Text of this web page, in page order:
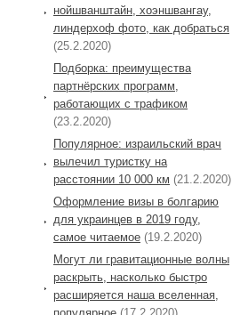
нойшванштайн, хоэншвангау,
линдерхоф фото, как добраться
(25.2.2020)
Подборка: преимущества
партнёрских программ,
работающих с трафиком
(23.2.2020)
Популярное: израильский врач
вылечил туристку на
расстоянии 10 000 км (21.2.2020)
Оформление визы в болгарию
для украинцев в 2019 году,
самое читаемое (19.2.2020)
Могут ли гравитационные волны
раскрыть, насколько быстро
расширяется наша вселенная,